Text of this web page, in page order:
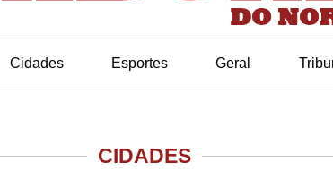
Cidades Esportes Geral
CIDADES